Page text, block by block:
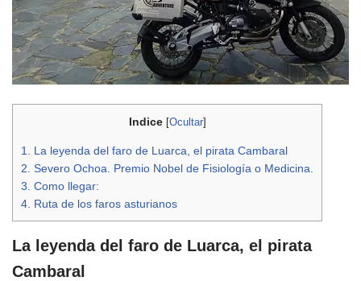
Indice [Ocultar]
1.
La leyenda del faro de Luarca, el pirata Cambaral
2. Severo Ochoa. Premio Nobel de Fisiología o Medicina.
3. Como llegar:
4. Ruta de los faros asturianos
La leyenda del faro de Luarca, el pirata
Cambaral